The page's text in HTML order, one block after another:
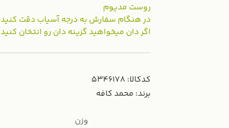
روست مدیوم
در هنگام سفارش به درجه آسیاب دقت کنید
اگر دان میخواهید گزینه دان رو انتخان کنید
کدکالا:
برند: محمد کافه
وزن